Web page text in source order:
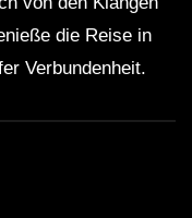
die Reise in
Verbundenheit.